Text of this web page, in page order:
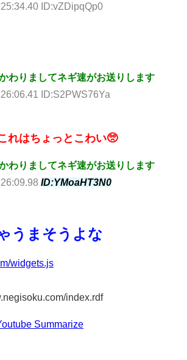
ID:vZDipqQp0
わりましてネギ速がお送りします
ID:S2PWS76Ya
れはちょっとこわい🥺
わりましてネギ速がお送りします
ID:YMoaHT3N0
うまそうよな
widgets.js
index.rdf
Summarize